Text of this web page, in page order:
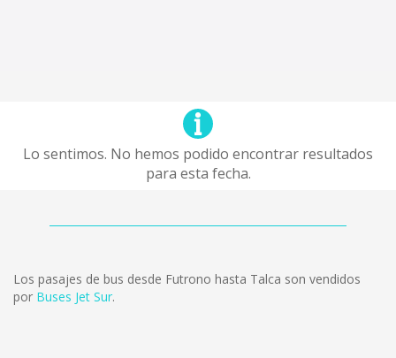
Lo sentimos. No hemos podido encontrar resultados
para esta fecha.
Los pasajes de bus desde Futrono hasta Talca son vendidos
por Buses Jet Sur.